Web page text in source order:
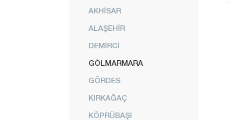
AKHİSAR
ALAŞEHİR
DEMİRCİ
GÖLMARMARA
GÖRDES
KIRKAĞAÇ
KÖPRÜBAŞI